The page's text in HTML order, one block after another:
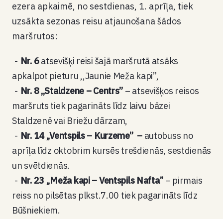
ezera apkaimē, no sestdienas, 1. aprīļa, tiek
uzsākta sezonas reisu atjaunošana šādos
maršrutos:
Nr. 6atsevišķi reisi šajā maršrutā atsāks
apkalpot pieturu ,,Jaunie Meža kapi”,
Nr. 8 ,,Staldzene – Centrs” – atsevišķos reisos
maršruts tiek pagarināts līdz laivu bāzei
Staldzenē vai Briežu dārzam,
Nr. 14 ,,Ventspils – Kurzeme” – autobuss no
aprīļa līdz oktobrim kursēs trešdienās, sestdienās
un svētdienās.
Nr. 23 ,,Meža kapi – Ventspils Nafta’’ – pirmais
reiss no pilsētas plkst.7.00 tiek pagarināts līdz
Būšniekiem.